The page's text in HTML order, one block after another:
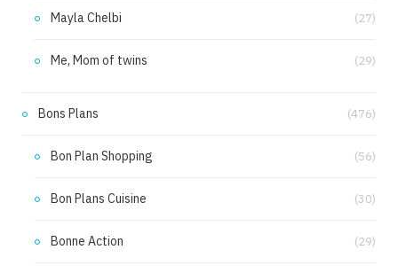
Mayla Chelbi (27)
Me, Mom of twins (29)
Bons Plans (476)
Bon Plan Shopping (56)
Bon Plans Cuisine (30)
Bonne Action (29)